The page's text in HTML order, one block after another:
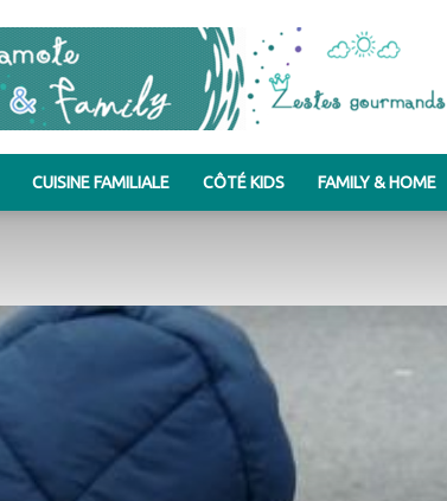
&
CUISINE FAMILIALE CÔTÉ KIDS FAMILY & HOME